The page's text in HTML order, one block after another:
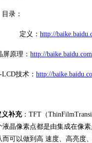
目录：
定义： http://
屏原理： http://
技术： http://
义补充： TFT （
液晶像素点都是由集成在像
而可以做到高 速度、高亮度